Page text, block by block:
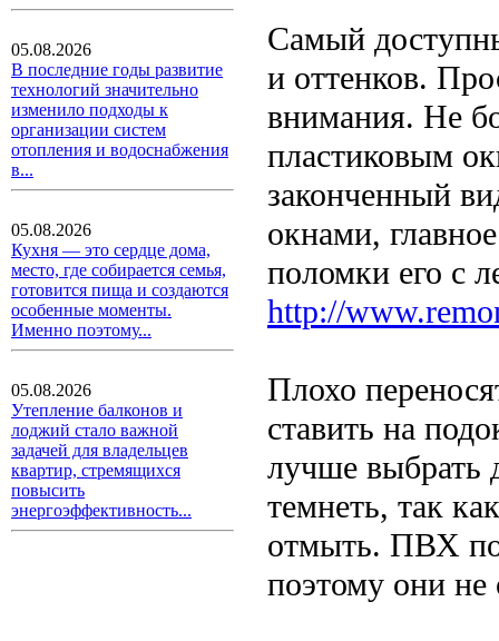
05.08.2026
В последние годы развитие
технологий значительно
изменило подходы к
организации систем
отопления и водоснабжения
в...
05.08.2026
Кухня — это сердце дома,
место, где собирается семья,
готовится пища и создаются
особенные моменты.
Именно поэтому...
05.08.2026
Утепление балконов и
лоджий стало важной
задачей для владельцев
квартир, стремящихся
повысить
энергоэффективность...
Самый
и оттенков.
внимания. Не
пластиковым
законченный
окнами,
поломки его с
http://
Плохо
ставить на
лучше выбрать
темнеть, так
отмыть. ПВХ
поэтому они не